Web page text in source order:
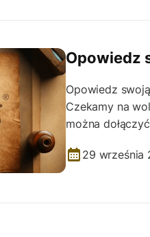
Opowiedz
Opowiedz
Czekamy na
można
29 września